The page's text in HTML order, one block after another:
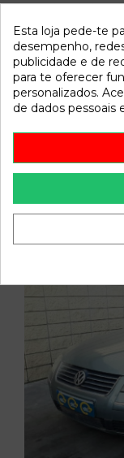
Recambio de
(3b6) v6
OEM IAM
Vehicle
Esta loja pede-te
desempenho,
publicidade e de
para te oferecer
personalizados.
de dados pessoais